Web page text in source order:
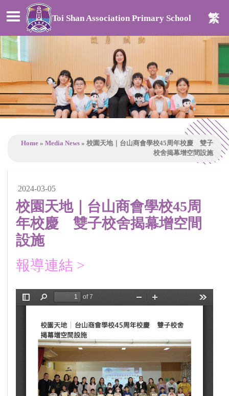
Toi Shan Association Primary School 繁
Home » Media News » 校園天地｜台山商會學校45周年校慶 雙子
校舍揭幕增空間設施
2024-03-05
校園天地｜台山商會學校45周
年校慶 雙子校舍揭幕增空間
設施
報導連結 >